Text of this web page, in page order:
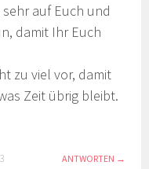
auf Euch und
damit Ihr Euch
zu viel vor, damit
Zeit übrig bleibt.
ANTWORTEN